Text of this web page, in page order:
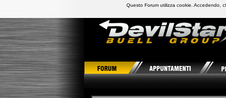
DevilStars Club Buell Italia
Questo Forum utilizza cookie. Accedendo,